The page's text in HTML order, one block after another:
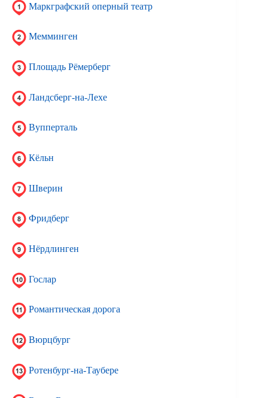
Маркграфский оперный театр
Мемминген
Площадь Рёмерберг
Ландсберг-на-Лехе
Вупперталь
Кёльн
Шверин
Фридберг
Нёрдлинген
Гослар
Романтическая дорога
Вюрцбург
Ротенбург-на-Таубере